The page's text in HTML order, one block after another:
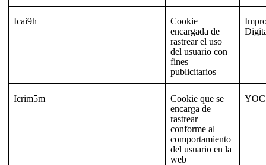
Icai9h
Cookie
encargada de
rastrear el uso
del usuario con
fines
publicitarios
Icrim5m
Cookie que se
encarga de
rastrear
conforme al
comportamiento
del usuario en la
web
YOC